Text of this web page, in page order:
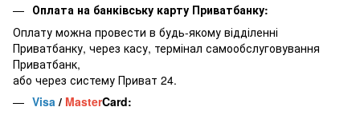
Оплата на банківську карту Приватбанку:
Оплату можна провести в будь-якому відділенні
Приватбанку, через касу, термінал самообслуговування
Приватбанк,
або через систему Приват 24.
Visa / MasterCard: